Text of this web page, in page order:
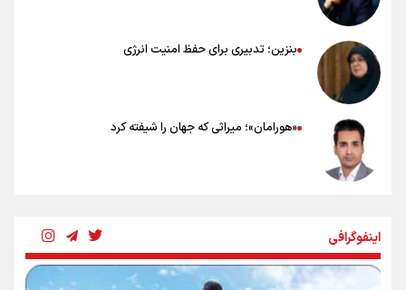
بنزین؛ تدبیری برای حفظ امنیت انرژی
«هورامان»؛ میراثی که جهان را شیفته کرد
رسانه ملی و حق مردم برای شنیدن صدای رئیس‌جمهوری
اینفوگرافی